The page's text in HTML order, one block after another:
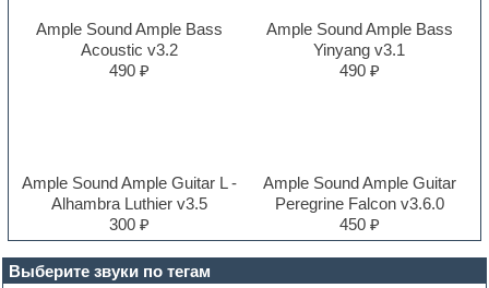
Выберите звуки по тегам
Ample Sound Ample Bass
Acoustic v3.2
490 ₽
Ample Sound Ample Bass
Yinyang v3.1
490 ₽
Ample Sound Ample Guitar L -
Alhambra Luthier v3.5
300 ₽
Ample Sound Ample Guitar
Peregrine Falcon v3.6.0
450 ₽